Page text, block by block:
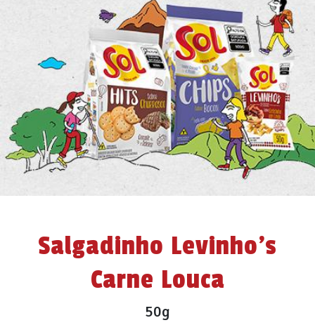
Salgadinho Levinho’s
Carne Louca
50g